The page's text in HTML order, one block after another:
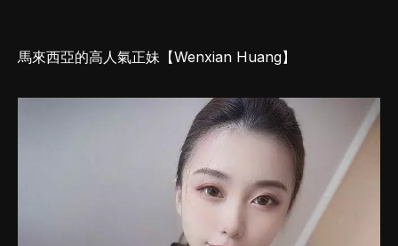
馬來西亞的高人氣正妹【Wenxian Huang】